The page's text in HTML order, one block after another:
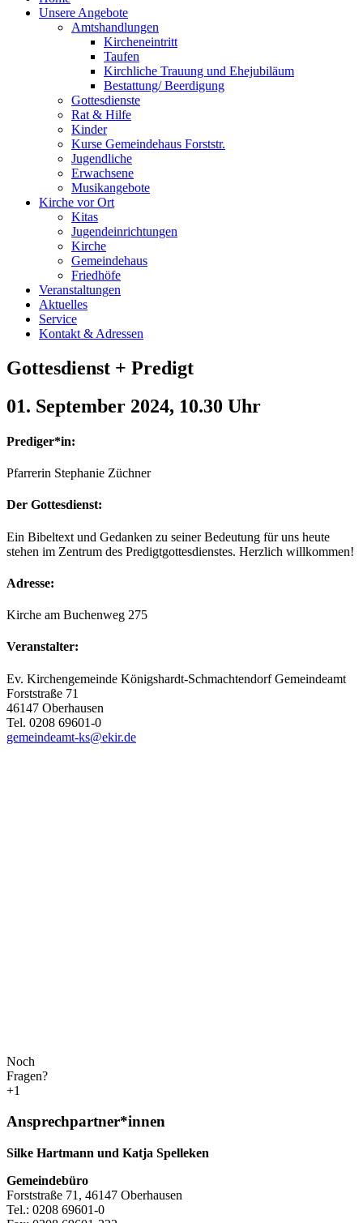
Unsere Angebote
Amtshandlungen
Kircheneintritt
Taufen
Kirchliche Trauung und Ehejubiläum
Bestattung/ Beerdigung
Gottesdienste
Rat & Hilfe
Kinder
Kurse Gemeindehaus Forststr.
Jugendliche
Erwachsene
Musikangebote
Kirche vor Ort
Kitas
Jugendeinrichtungen
Kirche
Gemeindehaus
Friedhöfe
Veranstaltungen
Aktuelles
Service
Kontakt & Adressen
Gottesdienst + Predigt
01. September 2024, 10.30 Uhr
Prediger*in:
Pfarrerin Stephanie Züchner
Der Gottesdienst:
Ein Bibeltext und Gedanken zu seiner Bedeutung für uns heute
stehen im Zentrum des Predigtgottesdienstes. Herzlich willkommen!
Adresse:
Kirche am Buchenweg 275
Veranstalter:
Ev. Kirchengemeinde Königshardt-Schmachtendorf Gemeindeamt
Forststraße 71
46147 Oberhausen
Tel. 0208 69601-0
gemeindeamt-ks@ekir.de
Noch
Fragen?
+1
Ansprechpartner*innen
Silke Hartmann und Katja Spelleken
Gemeindebüro
Forststraße 71, 46147 Oberhausen
Tel.: 0208 69601-0